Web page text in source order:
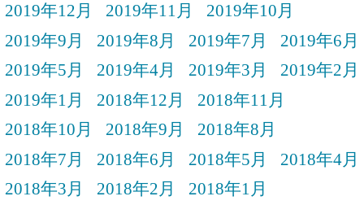
2019年12月
2019年11月
2019年10月
2019年9月
2019年8月 2019年7月
2019年6月
2019年5月
2019年4月 2019年3月
2019年2月
2019年1月
2018年12月
2018年11月
2018年10月
2018年9月
2018年8月
2018年7月
2018年6月 2018年5月
2018年4月
2018年3月
2018年2月
2018年1月